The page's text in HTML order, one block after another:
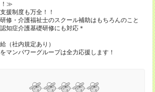
！≫
援制度も万全！！
修・介護福祉士のスクール補助はもちろんのこと
知症介護基礎研修にも対応＊
（社内規定あり）
マンパワーグループは全力応援します！